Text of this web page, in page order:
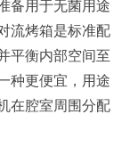
备用于无菌用途
流烤箱是标准配
平衡内部空间至
种更便宜，用途
在腔室周围分配